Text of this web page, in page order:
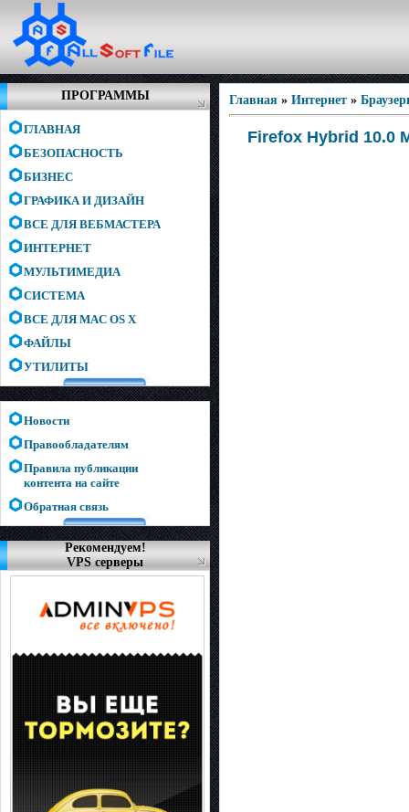
ПРОГРАММЫ
ГЛАВНАЯ
БЕЗОПАСНОСТЬ
БИЗНЕС
ГРАФИКА И ДИЗАЙН
ВСЕ ДЛЯ ВЕБМАСТЕРА
ИНТЕРНЕТ
МУЛЬТИМЕДИА
СИСТЕМА
ВСЕ ДЛЯ MAC OS X
ФАЙЛЫ
УТИЛИТЫ
Новости
Правообладателям
Правила публикации
контента на сайте
Обратная связь
Рекомендуем!
VPS серверы
Главная » Интернет »
Firefox Hybrid 10.0